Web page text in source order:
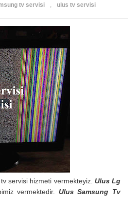
tv servisi , ulus tv servisi
servisi hizmeti vermekteyiz. UlusLg
vermektedir. UlusSamsung Tv